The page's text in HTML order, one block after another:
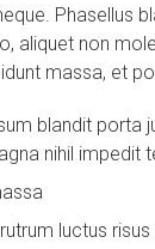
Phasellus
aliquet non
massa, et
blandit porta
nihil impedit
luctus